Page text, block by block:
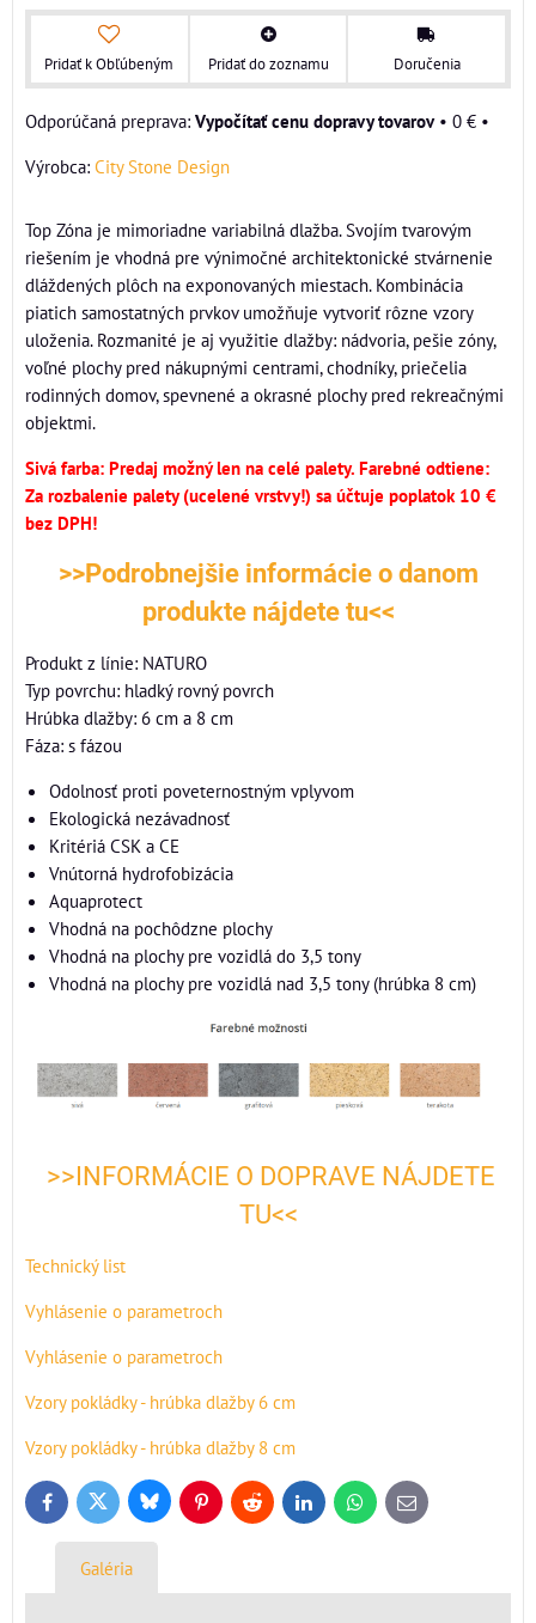
Pridať k Obľúbeným Pridať do zoznamu Doručenia
Vypočítať cenu dopravy tovarov• 0 € •
Výrobca: City Stone Design
Top Zóna je mimoriadne variabilná dlažba. Svojím tvarovým
riešením je vhodná pre výnimočné architektonické stvárnenie
dláždených plôch na exponovaných miestach. Kombinácia
piatich samostatných prvkov umožňuje vytvoriť rôzne vzory
uloženia. Rozmanité je aj využitie dlažby: nádvoria, pešie zóny,
voľné plochy pred nákupnými centrami, chodníky, priečelia
rodinných domov, spevnené a okrasné plochy pred rekreačnými
objektmi.
Sivá farba: Predaj možný len na celé palety. Farebné odtiene:
Za rozbalenie palety (ucelené vrstvy!) sa účtuje poplatok 10 €
bez DPH!
>>Podrobnejšie informácie o danom
produkte nájdete tu<<
Produkt z línie: NATURO
Typ povrchu: hladký rovný povrch
Hrúbka dlažby: 6 cm a 8 cm
Fáza: s fázou
Odolnosť proti poveternostným vplyvom
Ekologická nezávadnosť
Kritériá CSK a CE
Vnútorná hydrofobizácia
Aquaprotect
Vhodná na pochôdzne plochy
Vhodná na plochy pre vozidlá do 3,5 tony
Vhodná na plochy pre vozidlá nad 3,5 tony (hrúbka 8 cm)
>>INFORMÁCIE O DOPRAVE NÁJDETE
TU<<
Technický list
Vyhlásenie o parametroch
Vyhlásenie o parametroch
Vzory pokládky - hrúbka dlažby 6 cm
Vzory pokládky - hrúbka dlažby 8 cm
FacebookTwitter BlueskyPinterestReddit LinkedInWhatsApp
E-
mail
Galéria